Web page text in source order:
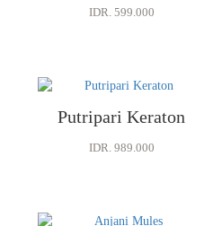
IDR. 599.000
Putripari Keraton
IDR. 989.000